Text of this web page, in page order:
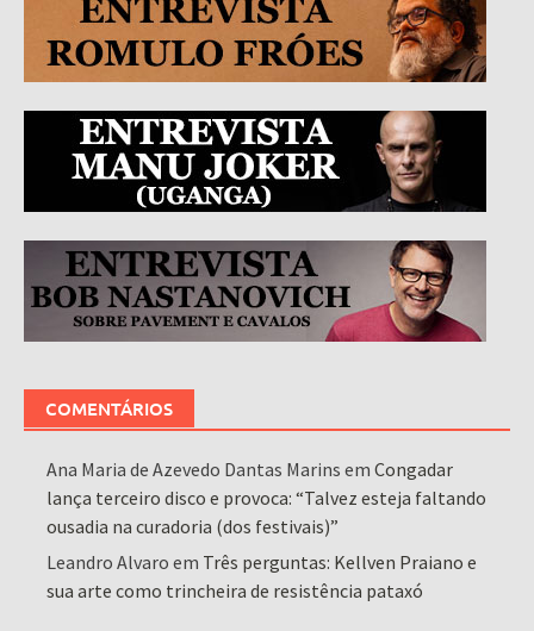
COMENTÁRIOS
Ana Maria de Azevedo Dantas Marins emCongadar
lança terceiro disco e provoca: “Talvez esteja faltando
ousadia na curadoria (dos festivais)”
Leandro Alvaro em Três perguntas: Kellven Praiano e
sua arte como trincheira de resistência pataxó